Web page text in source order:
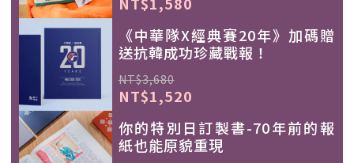
《中華隊X經典賽20年》加碼贈
送抗韓成功珍藏戰報！
NT$3,680
NT$1,520
你的特別日訂製書-70年前的報
紙也能原貌重現